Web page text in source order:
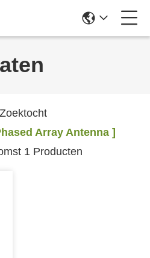
Array Antenna ]
1 Producten